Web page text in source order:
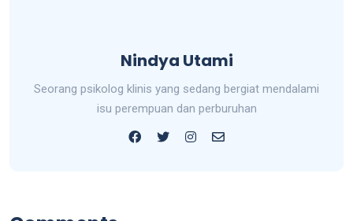
Nindya Utami
Seorang psikolog klinis yang sedang bergiat mendalami
isu perempuan dan perburuhan